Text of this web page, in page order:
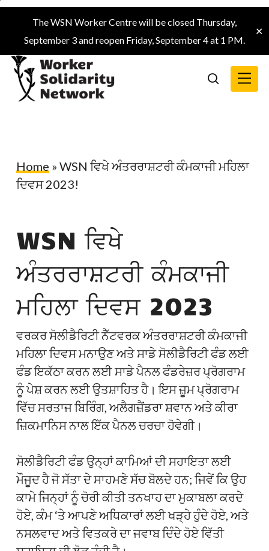
Skip
main
content
The WSN Worker Centre will be closed Thursday,
September 3 and reopen Friday, September 4 at 1 PM.
✕
search
Menu
Home » WSN ਵਿਖੇ ਅੰਤਰਰਾਸ਼ਟਰੀ ਕੰਮਕਾਜੀ ਮਹਿਲਾ
ਦਿਵਸ 2023!
WSN ਵਿਖੇ
ਅੰਤਰਰਾਸ਼ਟਰੀ ਕੰਮਕਾਜੀ
ਮਹਿਲਾ ਦਿਵਸ 2023
ਵਰਕਰ ਸੋਲੀਡੈਰਿਟੀ ਨੈੱਟਵਰਕ ਅੰਤਰਰਾਸ਼ਟਰੀ ਕੰਮਕਾਜੀ
ਮਹਿਲਾ ਦਿਵਸ ਮਨਾਉਣ ਅਤੇ ਸਾਡੇ ਸੋਲੀਡੈਰਿਟੀ ਫੰਡ ਲਈ
ਫੰਡ ਇਕੱਠਾ ਕਰਨ ਲਈ ਸਾਡੇ ਪੈਨਲ ਫੰਡਰੇਜ਼ਰ ਪ੍ਰੋਗਰਾਮ
ਨੂੰ ਪੇਸ਼ ਕਰਨ ਲਈ ਉਤਸ਼ਾਹਿਤ ਹੈ। ਇਸ ਜ਼ੂਮ ਪ੍ਰੋਗਰਾਮ
ਵਿੱਚ ਸਰਤਾਜ ਬਿਰਿੰਗ, ਅਲੈਗਜ਼ੈਂਡਰਾ ਸ਼ਵਾਨ ਅਤੇ ਕੀਰਾ
ਜ਼ਿਕਮਾਨਿਸ ਨਾਲ ਇੱਕ ਪੈਨਲ ਚਰਚਾ ਹੋਵੇਗੀ।
ਸੋਲੀਡੈਰਿਟੀ ਫੰਡ ਉਨ੍ਹਾਂ ਕਾਮਿਆਂ ਦੀ ਸਹਾਇਤਾ ਲਈ
ਮੌਜੂਦ ਹੈ ਜੋ ਸੱਤਾ ਦੇ ਸਾਹਮਣੇ ਸੱਚ ਬੋਲਦੇ ਹਨ; ਜਿਵੇਂ ਕਿ ਉਹ
ਕਾਮੇ ਜਿਨ੍ਹਾਂ ਨੂੰ ਚੋਰੀ ਕੀਤੀ ਤਨਖਾਹ ਦਾ ਮੁਕਾਬਲਾ ਕਰਦੇ
ਹੋਏ, ਕੰਮ ‘ਤੇ ਆਪਣੇ ਅਧਿਕਾਰਾਂ ਲਈ ਖੜ੍ਹੇ ਹੁੰਦੇ ਹੋਏ, ਅਤੇ
ਨਸਲਵਾਦ ਅਤੇ ਵਿਤਕਰੇ ਦਾ ਜਵਾਬ ਦਿੰਦੇ ਹੋਏ ਵਿੱਤੀ